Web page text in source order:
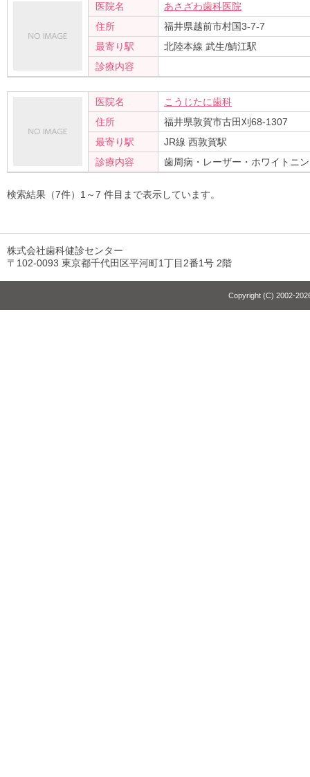
医院名
あさざわ歯科医院
住所
福井県越前市村国3-7-7
最寄り駅
北陸本線 武生/鯖江駅
診療内容
医院名
こうじたに歯科
住所
福井県敦賀市古田刈68-1307
最寄り駅
JR線 西敦賀駅
診療内容
歯周病・レーザー・ホワイトニ
検索結果（7件）1～7 件目まで表示しています。
株式会社歯科健診センター
〒102-0093 東京都千代田区平河町1丁目2番1号 2階
Copyright (C) 2002-